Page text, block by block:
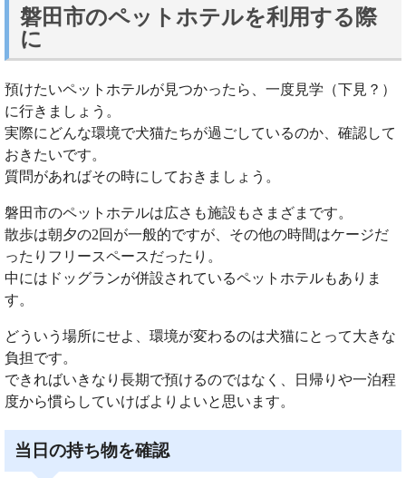
磐田市のペットホテルを利用する際
に
預けたいペットホテルが見つかったら、一度見学（下見？）
に行きましょう。
実際にどんな環境で犬猫たちが過ごしているのか、確認して
おきたいです。
質問があればその時にしておきましょう。
磐田市のペットホテルは広さも施設もさまざまです。
散歩は朝夕の2回が一般的ですが、その他の時間はケージだ
ったりフリースペースだったり。
中にはドッグランが併設されているペットホテルもありま
す。
どういう場所にせよ、環境が変わるのは犬猫にとって大きな
負担です。
できればいきなり長期で預けるのではなく、日帰りや一泊程
度から慣らしていけばよりよいと思います。
当日の持ち物を確認